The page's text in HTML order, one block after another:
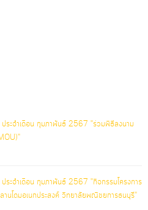
ะจำเดือน กุมภาพันธ์ 2567 "ร่วมพิธีลงนาม
จำเดือน กุมภาพันธ์ 2567 "กิจกรรมโครงการ
านโดมอเนกประสงค์ วิทยาลัยพณิชยการธนบุรี"